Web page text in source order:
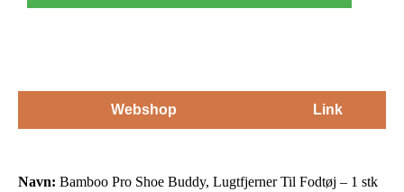
Webshop Link
Navn: Bamboo Pro Shoe Buddy, Lugtfjerner Til Fodtøj – 1 stk